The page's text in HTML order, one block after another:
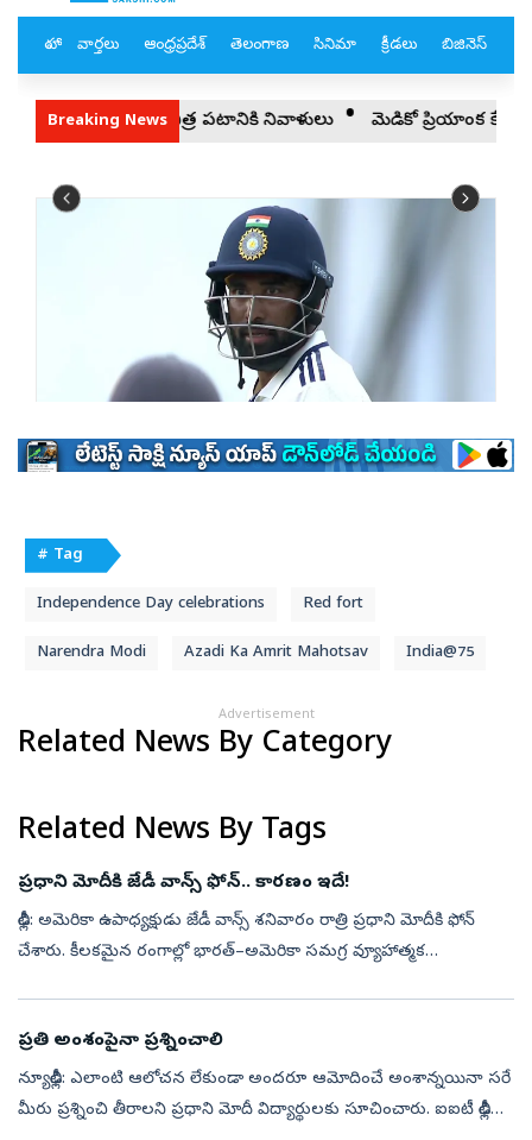
# Tag
Independence Day celebrations Red fort
Narendra Modi Azadi Ka Amrit Mahotsav India@75
Advertisement
Related News By Category
Related News By Tags
ప్రధాని మోదీకి జేడీ వాన్స్‌ ఫోన్‌.. కారణం​ ఇదే!
ఢిల్లీ: అమెరికా ఉపాధ్యక్షుడు జేడీ వాన్స్‌ శనివారం రాత్రి ప్రధాని మోదీకి ఫోన్‌
చేశారు. కీలకమైన రంగాల్లో భారత్‌–అమెరికా సమగ్ర వ్యూహాత్మక
ప్రతి అంశంపైనా ప్రశ్నించాలి
న్యూఢిల్లీ: ఎలాంటి ఆలోచన లేకుండా అందరూ ఆమోదించే అంశాన్నయినా సరే
మీరు ప్రశ్నించి తీరాలని ప్రధాని మోదీ విద్యార్థులకు సూచించారు. ఐఐటీ ఢిల్లీ